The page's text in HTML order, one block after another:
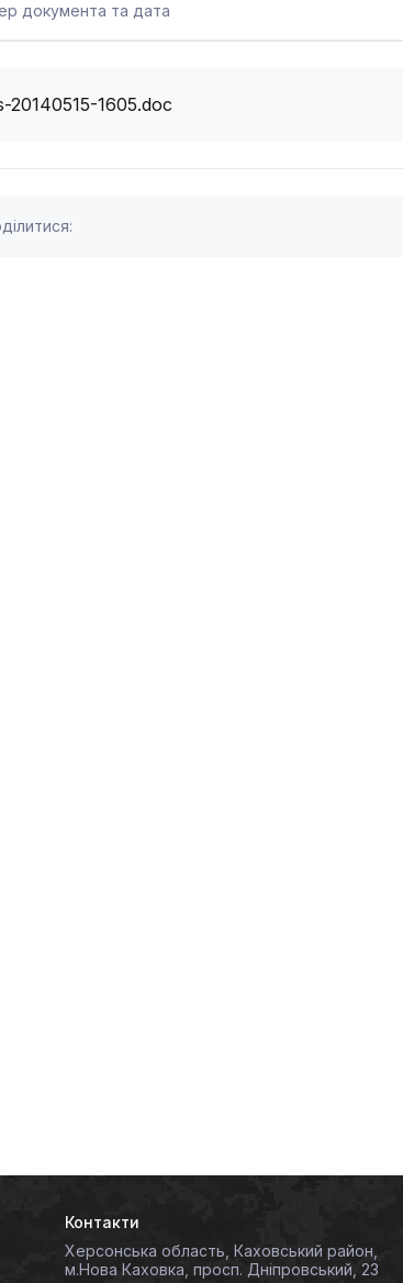
документа та дата
20140515-1605.doc
Контакти
Херсонська область, Каховський район,
м.Нова Каховка, просп. Дніпровський, 23